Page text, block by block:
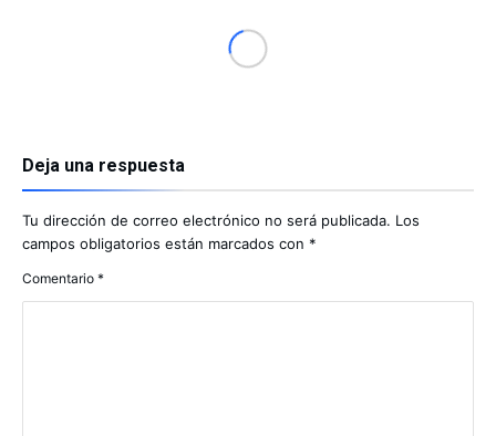
Deja una respuesta
Tu dirección de correo electrónico no será publicada. Los
campos obligatorios están marcados con *
Comentario *